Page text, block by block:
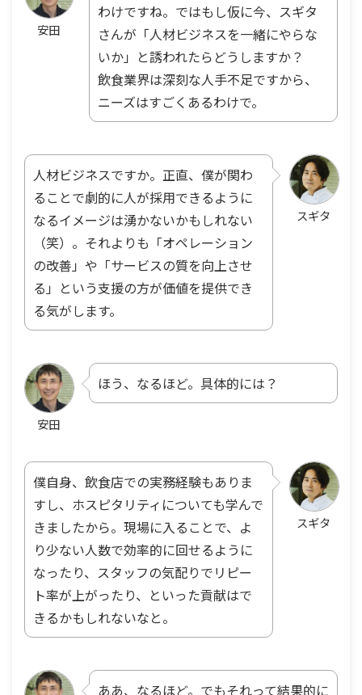
安田
わけですね。ではもし仮に今、スギタ
さんが「人材ビジネスを一緒にやらな
いか」と誘われたらどうしますか？
飲食業界は深刻な人手不足ですから、
ニーズはすごくあるわけで。
スギタ
人材ビジネスですか。正直、僕が関わ
ることで劇的に人が採用できるように
なるイメージは湧かないかもしれない
（笑）。それよりも「オペレーション
の改善」や「サービスの質を向上させ
る」という支援の方が価値を提供でき
る気がします。
安田
ほう、なるほど。具体的には？
スギタ
僕自身、飲食店での実務経験もありま
すし、ホスピタリティについても学んで
きましたから。現場に入ることで、よ
り少ない人数で効率的に回せるように
なったり、スタッフの気配りでリピー
ト率が上がったり、といった貢献はで
きるかもしれないなと。
ああ、なるほど。でもそれって結果的に